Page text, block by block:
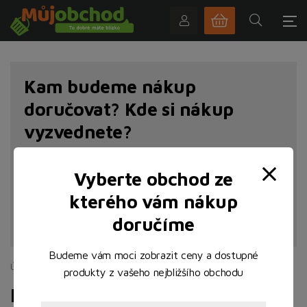
Kam budeme nákup
doručovat? Kde si nákup
vyzvednete?
Úvodní stránka Drogerie Kosmetika a hygienické potřeby
Kosmetika a hygienické
Vyberte obchod ze
kterého vám nákup
doručíme
Budeme vám moci zobrazit ceny a dostupné
produkty z vašeho nejbližšího obchodu